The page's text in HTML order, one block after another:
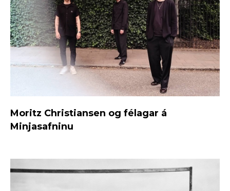
Moritz Christiansen og félagar á
Minjasafninu